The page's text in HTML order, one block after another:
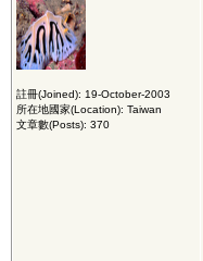
註冊(Joined): 19-October-2003
所在地國家(Location): Taiwan
文章數(Posts): 370